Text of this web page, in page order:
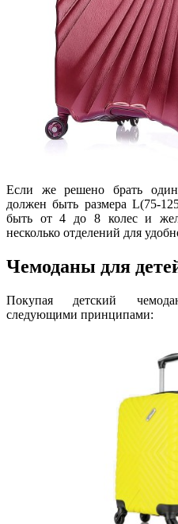
Если же решено брать
должен быть размера L(75-
быть от 4 до 8 колес и
несколько отделений для
Чемоданы для
Покупая детский
следующими принципами: